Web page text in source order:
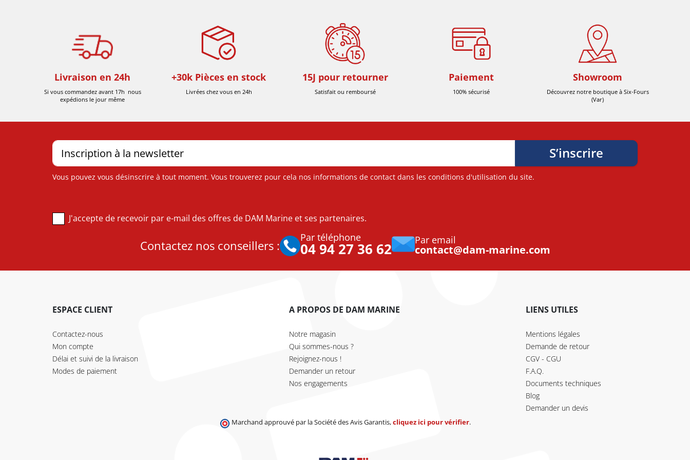
Livraison en 24h
Si vous commandez avant 17h nous
expédions le jour même
+30k Pièces en stock
Livrées chez vous en 24h
15J pour retourner
Satisfait ou remboursé
Paiement
100% sécurisé
Showroom
Découvrez notre boutique à Six-Fours
(Var)
Vous pouvez vous désinscrire à tout moment. Vous trouverez pour cela nos informations de contact dans les conditions d'utilisation du site.
J'accepte de recevoir par e-mail des offres de DAM Marine et ses partenaires.
Contactez nos conseillers :
Par téléphone
04 94 27 36 62 Par email
contact@dam-marine.com
ESPACE CLIENT
Contactez-nous
Mon compte
Délai et suivi de la livraison
Modes de paiement
A PROPOS DE DAM MARINE
Notre magasin
Qui sommes-nous ?
Rejoignez-nous !
Demander un retour
Nos engagements
LIENS UTILES
Mentions légales
Demande de retour
CGV - CGU
F.A.Q.
Documents techniques
Blog
Demander un devis
Marchand approuvé par la Société des Avis Garantis,cliquez ici pour vérifier.